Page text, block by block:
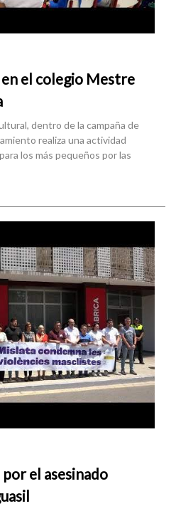
el colegio Mestre
dentro de la campaña de
realiza una actividad
los más pequeños por las
el asesinado